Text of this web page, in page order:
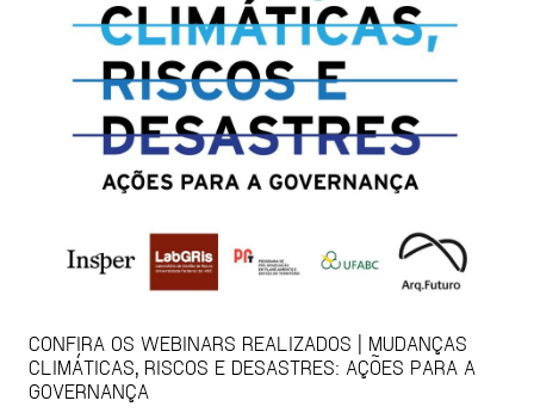
CONFIRA OS WEBINARS REALIZADOS | MUDANÇAS
CLIMÁTICAS, RISCOS E DESASTRES: AÇÕES PARA A
GOVERNANÇA